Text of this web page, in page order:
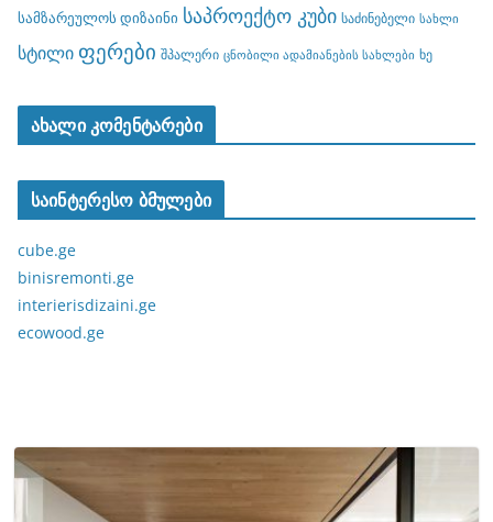
სამზარეულოს დიზაინი საპროექტო კუბი საძინებელი სახლი
სტილი ფერები შპალერი ცნობილი ადამიანების სახლები ხე
ახალი კომენტარები
საინტერესო ბმულები
cube.ge
binisremonti.ge
interierisdizaini.ge
ecowood.ge